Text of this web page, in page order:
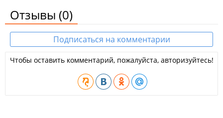
Отзывы (0)
Подписаться на комментарии
Чтобы оставить комментарий, пожалуйста, авторизуйтесь!